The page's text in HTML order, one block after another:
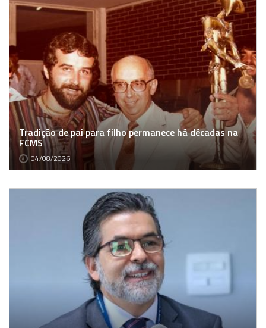
Tradição de pai para filho permanece há décadas na
FCMS
04/08/2026